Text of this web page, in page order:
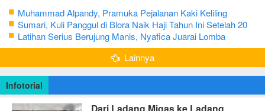
Muhammad Alpandy, Pramuka Pejalanan Kaki Keliling
Nusantara dengan Misi Literasi Budaya
Sumari, Kuli Panggul di Blora Naik Haji Tahun Ini Setelah 20
Tahun Sisihkan Uang Receh
Latihan Serius Berujung Manis, Nyafica Juarai Lomba
Bertutur tentang Nilai Hidup Orang Samin
Lainnya
Infotorial